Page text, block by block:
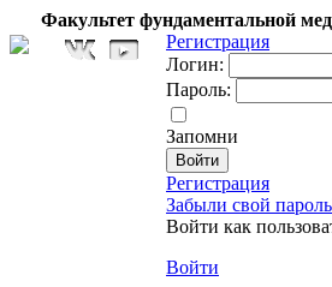
Факультет фундаментальной
Регистрация
Логин:
Пароль:
Запомни
Регистрация
Забыли свой
Войти как
Войти